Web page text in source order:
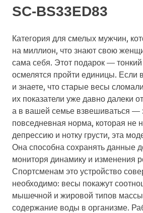
SC-BS33ED83
Категория для смелых мужчин,
на миллион, что знают свою
сама себя. Этот подарок —
осмелятся пройти единицы. Если
и знаете, что старые весы
их показатели уже давно далеки от
а в вашей семье взвешиваться —
повседневная норма, которая не
депрессию и нотку грусти, эта
Она способна сохранять данные
мониторя динамику и изменения
Спортсменам это устройство
необходимо: весы покажут
мышечной и жировой типов
содержание воды в организме.